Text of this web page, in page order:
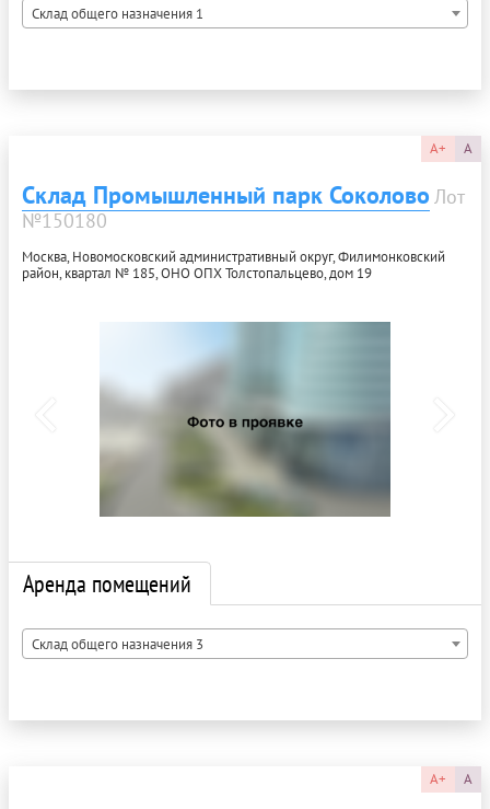
Склад общего назначения 1
A+ A
Склад Промышленный парк Соколово Лот
№150180
Москва, Новомосковский административный округ, Филимонковский
район, квартал № 185, ОНО ОПХ Толстопальцево, дом 19
Аренда помещений
Склад общего назначения 3
A+ A